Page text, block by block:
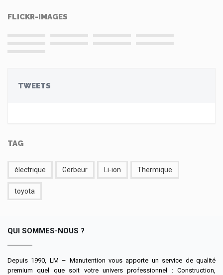
FLICKR-IMAGES
TWEETS
TAG
électrique Gerbeur Li-ion Thermique
toyota
QUI SOMMES-NOUS ?
Depuis 1990, LM – Manutention vous apporte un service de qualité
premium quel que soit votre univers professionnel : Construction,